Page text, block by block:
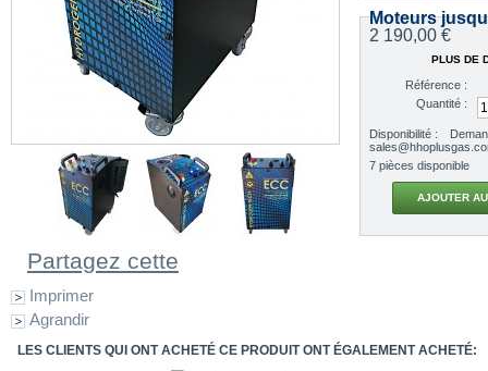
Partagez cette
Imprimer
Agrandir
Moteurs
PLUS DE
2 190,00 €
Référence :
Quantité :
Disponibilité :
7 pièces disponible
LES CLIENTS QUI ONT ACHETÉ CE PRODUIT ONT ÉGALEMENT ACHETÉ: